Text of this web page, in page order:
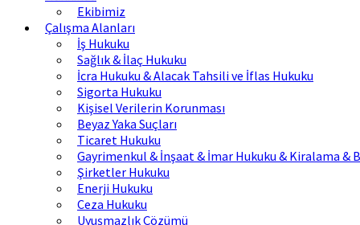
Ekibimiz
Çalışma Alanları
İş Hukuku
Sağlık & İlaç Hukuku
İcra Hukuku & Alacak Tahsili ve İflas Hukuku
Sigorta Hukuku
Kişisel Verilerin Korunması
Beyaz Yaka Suçları
Ticaret Hukuku
Gayrimenkul & İnşaat & İmar Hukuku & Kiralama &
Şirketler Hukuku
Enerji Hukuku
Ceza Hukuku
Uyuşmazlık Çözümü